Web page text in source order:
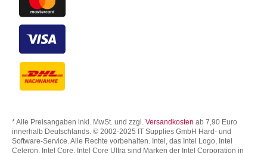
* Alle Preisangaben inkl. MwSt. und zzgl. Versandkosten ab 7,90 Euro
innerhalb Deutschlands. © 2002-2025 IT Supplies GmbH Hard- und
Software-Service. Alle Rechte vorbehalten. Intel, das Intel Logo, Intel
Celeron, Intel Core, Intel Core Ultra sind Marken der Intel Corporation in